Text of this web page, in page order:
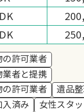
許可業者
者と提携
許可業者
遺品
済み
女性スタ